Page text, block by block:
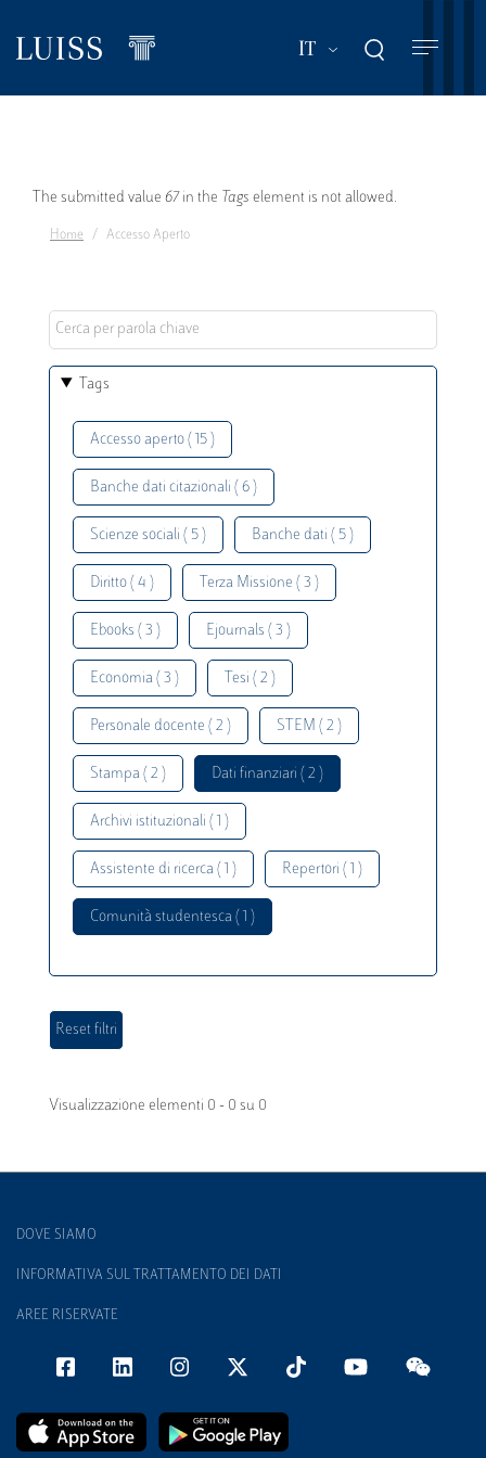
contenuto
IT Mostra ulteriori
Messaggio
di
The submitted value 67 in the Tags element is not allowed.
Home Accesso Aperto
Tags
Accesso aperto ( 15 )
Banche dati citazionali ( 6 )
Scienze sociali ( 5 ) Banche dati ( 5 )
Diritto ( 4 ) Terza Missione ( 3 )
Ebooks ( 3 ) Ejournals ( 3 )
Economia ( 3 ) Tesi ( 2 )
Personale docente ( 2 ) STEM ( 2 )
Stampa ( 2 ) Dati finanziari ( 2 )
Archivi istituzionali ( 1 )
Assistente di ricerca ( 1 ) Repertori ( 1 )
Comunità studentesca ( 1 )
Visualizzazione elementi 0 - 0 su 0
DOVE SIAMO
INFORMATIVA SUL TRATTAMENTO DEI DATI
AREE RISERVATE